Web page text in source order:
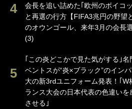
会長を追い詰めた｢欧州のボイコ
と再選の行方【FIFA3兆円の野望
のオウンゴール、来年3月の会長選
(3)
｢この炎どこかで見た気がする｣名
ベントスが“炎×ブラック”のインパ
大の新3rdユニフォーム発表！｢W
ランス大会の日本代表の色違いを
させる｣